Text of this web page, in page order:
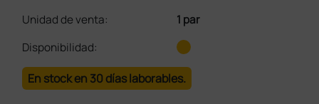
Unidad de venta:
1 par
Disponibilidad:
En stock en 30 días laborables.